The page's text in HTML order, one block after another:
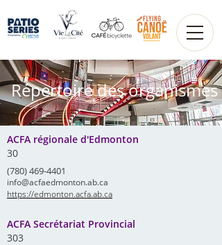
Répertoire des organismes
ACFA régionale d'Edmonton
30
(780) 469-4401
info@acfaedmonton.ab.ca
https://edmonton.acfa.ab.ca
ACFA Secrétariat Provincial
303